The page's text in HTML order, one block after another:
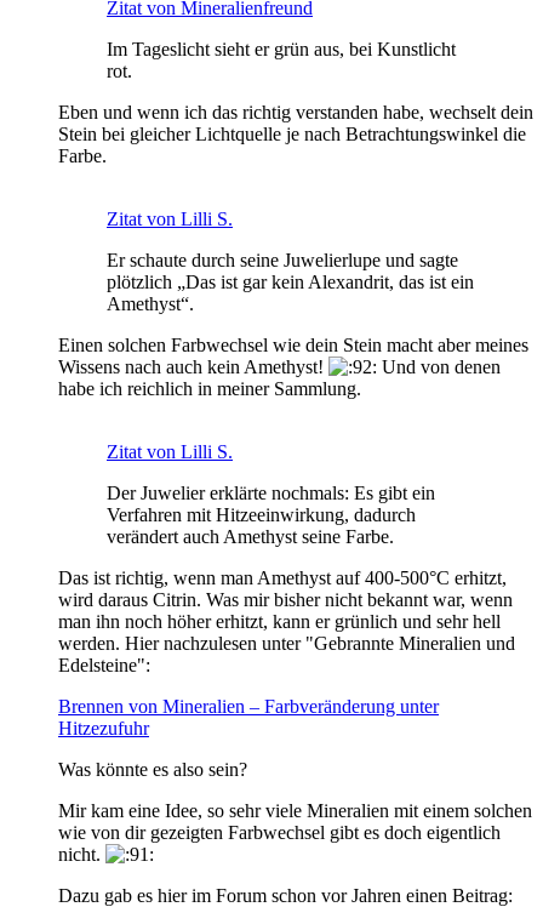
Zitat von Mineralienfreund
Im Tageslicht sieht er grün aus, bei Kunstlicht
rot.
Eben und wenn ich das richtig verstanden habe, wechselt dein
Stein bei gleicher Lichtquelle je nach Betrachtungswinkel die
Farbe.
Zitat von Lilli S.
Er schaute durch seine Juwelierlupe und sagte
plötzlich „Das ist gar kein Alexandrit, das ist ein
Amethyst“.
Einen solchen Farbwechsel wie dein Stein macht aber meines
Wissens nach auch kein Amethyst!
Und von denen
habe ich reichlich in meiner Sammlung.
Zitat von Lilli S.
Der Juwelier erklärte nochmals: Es gibt ein
Verfahren mit Hitzeeinwirkung, dadurch
verändert auch Amethyst seine Farbe.
Das ist richtig, wenn man Amethyst auf 400-500°C erhitzt,
wird daraus Citrin. Was mir bisher nicht bekannt war, wenn
man ihn noch höher erhitzt, kann er grünlich und sehr hell
werden. Hier nachzulesen unter "Gebrannte Mineralien und
Edelsteine":
Brennen von Mineralien – Farbveränderung unter
Hitzezufuhr
Was könnte es also sein?
Mir kam eine Idee, so sehr viele Mineralien mit einem solchen
wie von dir gezeigten Farbwechsel gibt es doch eigentlich
nicht.
Dazu gab es hier im Forum schon vor Jahren einen Beitrag: